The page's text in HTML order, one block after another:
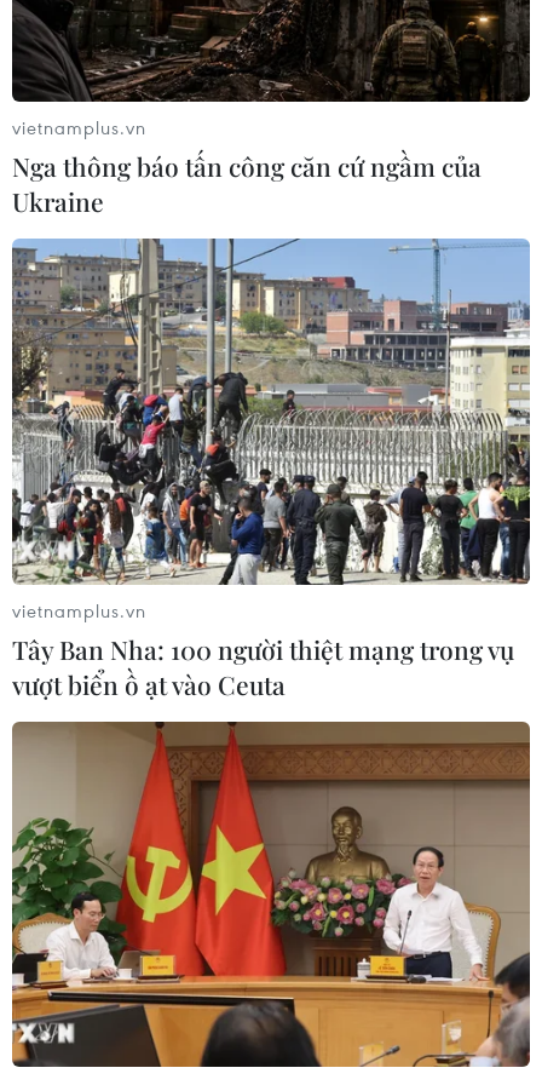
luận giải giáp vũ khí tại Gaza
04/08/2026 05:06
Iran đề xuất thành lập liên minh an
ninh giữa các nước Hồi giáo trong
khu vực
04/08/2026 03:21
Iran ra điều kiện gì với Mỹ
trước khi mở lại Eo biển Hormuz?
03/08/2026 16:12
Iran tuyên bố chưa đạt đủ điều kiện
để mở lại eo biển Hormuz
03/08/2026 15:59
Làn sóng người Israel di cư ra nước
ngoài vẫn ở mức kỷ lục
Tín hiệu tích cực đối với tiến trình
phục hồi kinh tế của Syria
03/08/2026 07:22
Tổng thống Mỹ: Các bên đạt bước
tiến hướng tới chấm dứt xung đột với
vietnamplus.vn
Nga thông báo tấn công căn cứ ngầm của
Ukraine
vietnamplus.vn
Tây Ban Nha: 100 người thiệt mạng trong vụ
vượt biển ồ ạt vào Ceuta